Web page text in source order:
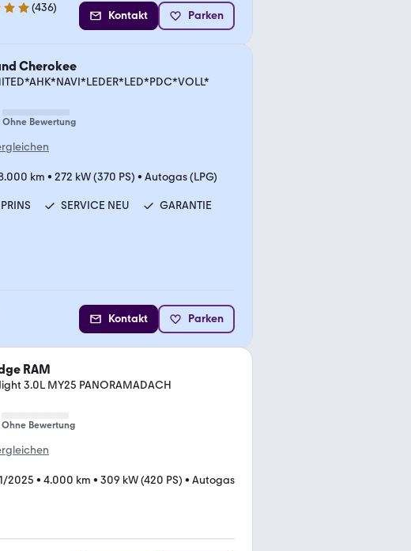
(436)
Kontakt Parken
Cherokee
Ohne Bewertung
km • 272 kW (370 PS) • Autogas (LPG)
SERVICE NEU GARANTIE
Kontakt Parken
RAM
3.0L MY25 PANORAMADACH
Ohne Bewertung
2025 • 4.000 km • 309 kW (420 PS) • Autogas